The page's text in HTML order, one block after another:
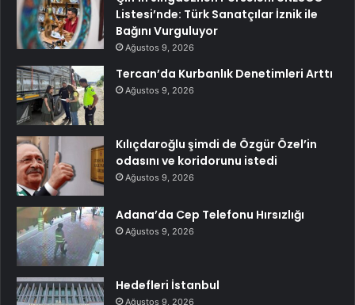
Listesi’nde: Türk Sanatçılar İznik ile
Bağını Vurguluyor
Ağustos 9, 2026
Tercan’da Kurbanlık Denetimleri Arttı
Ağustos 9, 2026
Kılıçdaroğlu şimdi de Özgür Özel’in
odasını ve koridorunu istedi
Ağustos 9, 2026
Adana’da Cep Telefonu Hırsızlığı
Ağustos 9, 2026
Hedefleri İstanbul
Ağustos 9, 2026